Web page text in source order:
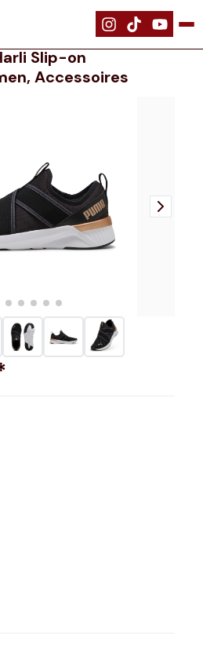
Harli Slip-on Laufschuhe Damen,
Slip-on
Accessoires